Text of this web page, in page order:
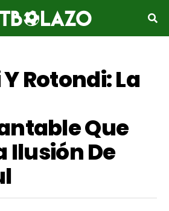
Rotondi: La
Que
Ilusión De